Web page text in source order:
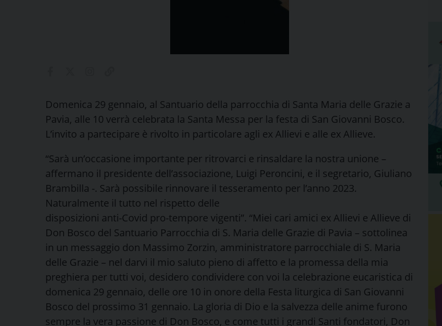
Domenica 29 gennaio, al Santuario della parrocchia di Santa Maria delle Grazie a
Pavia, alle 10 verrà celebrata la Santa Messa per la festa di San Giovanni Bosco.
L’invito a partecipare è rivolto in particolare agli ex Allievi e alle ex Allieve.
“Sarà un’occasione importante per ritrovarci e rinsaldare la nostra unione –
affermano il presidente dell’associazione, Luigi Peroncini, e il segretario, Giuliano
Brambilla -. Sarà possibile rinnovare il tesseramento per l’anno 2023.
Naturalmente il tutto nel rispetto delle
disposizioni anti-Covid pro-tempore vigenti”. “Miei cari amici ex Allievi e Allieve di
Don Bosco del Santuario Parrocchia di S. Maria delle Grazie di Pavia – sottolinea
in un messaggio don Massimo Zorzin, amministratore parrocchiale di S. Maria
delle Grazie – nel darvi il mio saluto pieno di affetto e la promessa della mia
preghiera per tutti voi, desidero condividere con voi la celebrazione eucaristica di
domenica 29 gennaio, delle ore 10 in onore della Festa liturgica di San Giovanni
Bosco del prossimo 31 gennaio. La gloria di Dio e la salvezza delle anime furono
sempre la vera passione di Don Bosco, e come tutti i grandi Santi fondatori, Don